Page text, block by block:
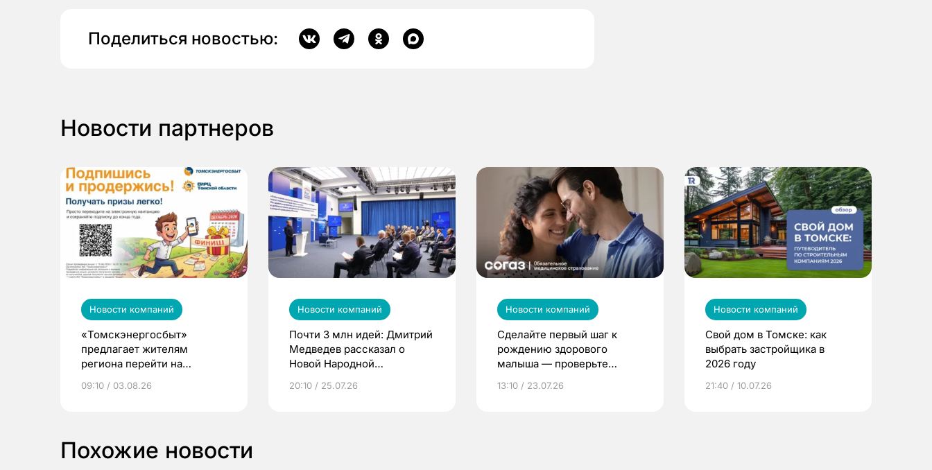
Поделиться новостью:
Новости партнеров
Новости компаний
«Томскэнергосбыт»
предлагает жителям
региона перейти на
выиграть призы
09:10 / 03.08.26
Новости компаний
Почти 3 млн идей: Дмитрий
Медведев рассказал о
Новой Народной
20:10 / 25.07.26
Новости компаний
Сделайте первый шаг к
рождению здорового
малыша — проверьте
по ОМС!
13:10 / 23.07.26
Новости компаний
Свой дом в Томске: как
выбрать застройщика в
2026 году
21:40 / 10.07.26
Похожие новости